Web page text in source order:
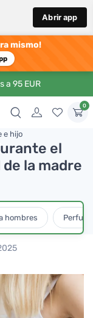
Abrir app
mismo!
a 95 EUR
0
e hijo
el
la madre
hombres